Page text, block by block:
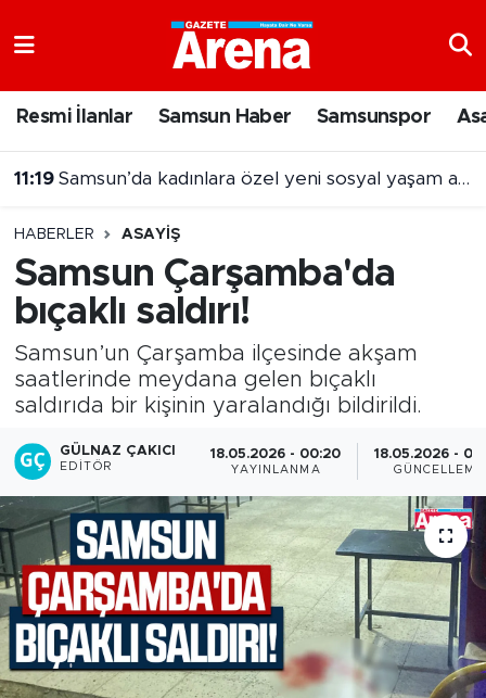
Resmi İlanlar Samsun Haber Samsunspor
11:19 Samsun’da kadınlara özel yeni sosyal yaşam alanı
HABERLER ASAYIŞ
Samsun Çarşamba'da
bıçaklı saldırı!
Samsun’un Çarşamba ilçesinde akşam
saatlerinde meydana gelen bıçaklı
saldırıda bir kişinin yaralandığı bildirildi.
GÜLNAZ ÇAKICI
EDITÖR
18.05.2026 - 00:20
YAYINLANMA
18.05.2026 -
GÜNCELLEME
Trafik Durumu
Süper Lig Puan Durumu ve Fikstür
Tüm Manşetler
Son Dakika Haberleri
Haber Arşivi